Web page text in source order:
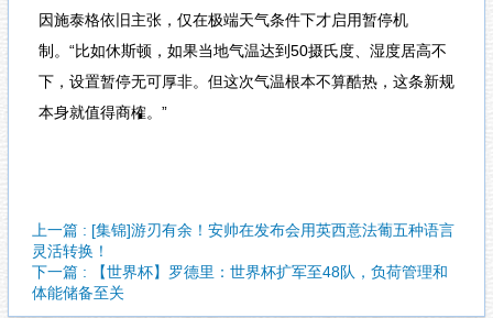
因施泰格依旧主张，仅在极端天气条件下才启用暂停机
制。“比如休斯顿，如果当地气温达到50摄氏度、湿度居高不
下，设置暂停无可厚非。但这次气温根本不算酷热，这条新规
本身就值得商榷。”
上一篇 : [集锦]游刃有余！安帅在发布会用英西意法葡五种语言
灵活转换！
下一篇 : 【世界杯】罗德里：世界杯扩军至48队，负荷管理和
体能储备至关